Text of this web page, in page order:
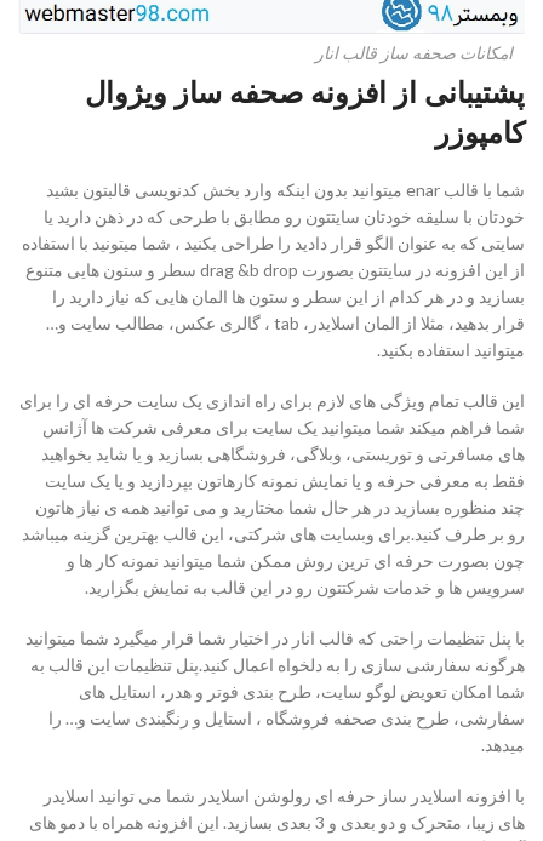
امکانات صحفه ساز قالب انار
پشتیبانی از افزونه صحفه ساز ویژوال
کامپوزر
شما با قالب enar میتوانید بدون اینکه وارد بخش کدنویسی قالبتون بشید
خودتان با سلیقه خودتان سایتتون رو مطابق با طرحی که در ذهن دارید یا
سایتی که به عنوان الگو قرار دادید را طراحی بکنید ، شما میتونید با استفاده
از این افزونه در سایتتون بصورت drag &b drop سطر و ستون هایی متنوع
بسازید و در هر کدام از این سطر و ستون ها المان هایی که نیاز دارید را
قرار بدهید، مثلا از المان اسلایدر، tab ، گالری عکس، مطالب سایت و…
میتوانید استفاده بکنید.
این قالب تمام ویژگی های لازم برای راه اندازی یک سایت حرفه ای را برای
شما فراهم میکند شما میتوانید یک سایت برای معرفی شرکت ها آژانس
های مسافرتی و توریستی، وبلاگی، فروشگاهی بسازید و یا شاید بخواهید
فقط به معرفی حرفه و یا نمایش نمونه کارهاتون بپردازید و یا یک سایت
چند منظوره بسازید در هر حال شما مختارید و می توانید همه ی نیاز هاتون
رو بر طرف کنید.برای وبسایت های شرکتی، این قالب بهترین گزینه میباشد
چون بصورت حرفه ای ترین روش ممکن شما میتوانید نمونه کار ها و
سرویس ها و خدمات شرکتتون رو در این قالب به نمایش بگزارید.
با پنل تنظیمات راحتی که قالب انار در اختیار شما قرار میگیرد شما میتوانید
هرگونه سفارشی سازی را به دلخواه اعمال کنید.پنل تنظیمات این قالب به
شما امکان تعویض لوگو سایت، طرح بندی فوتر و هدر، استایل های
سفارشی، طرح بندی صحفه فروشگاه ، استایل و رنگبندی سایت و… را
میدهد.
با افزونه اسلایدر ساز حرفه ای رولوشن اسلایدر شما می توانید اسلایدر
های زیبا، متحرک و دو بعدی و 3 بعدی بسازید. این افزونه همراه با دمو های